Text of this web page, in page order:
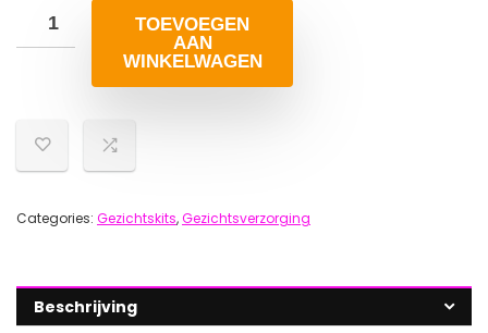
TOEVOEGEN
AAN
WINKELWAGEN
Categories: Gezichtskits,Gezichtsverzorging
Beschrijving